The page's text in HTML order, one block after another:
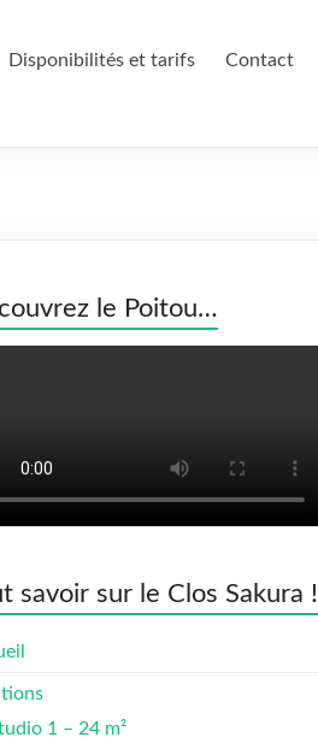
Disponibilités et tarifs Contact
le Poitou…
savoir sur le Clos Sakura !
1 – 24 m²